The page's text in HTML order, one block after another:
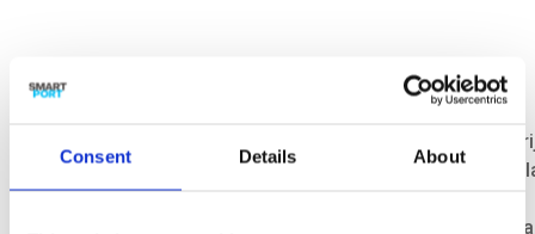
Consent Details About
plaatsvinden tussen
enerzijds
Nederland en anderzijds
digitaal ontwikkeld
snel kunnen gaan,